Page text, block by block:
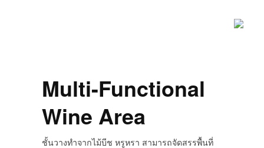
Multi-Functional
Wine Area
ชั้นวางทำจากไม้บีช หรูหรา สามารถจัดสรรพื้นที่